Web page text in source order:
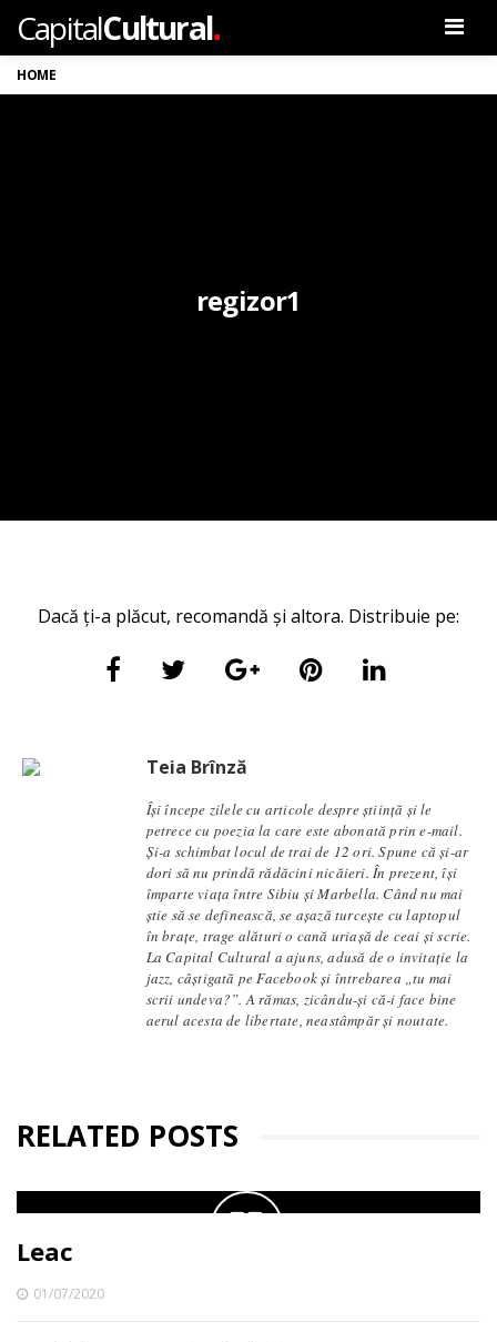
CapitalCultural.
HOME
regizor1
Dacă ți-a plăcut, recomandă și altora. Distribuie pe:
Teia Brînză
Își începe zilele cu articole despre știință și le
petrece cu poezia la care este abonată prin e-mail.
Și-a schimbat locul de trai de 12 ori. Spune că și-ar
dori să nu prindă rădăcini nicăieri. În prezent, își
împarte viața între Sibiu și Marbella. Când nu mai
știe să se definească, se aşază turcește cu laptopul
în brațe, trage alături o cană uriașă de ceai și scrie.
La Capital Cultural a ajuns, adusă de o invitație la
jazz, câștigată pe Facebook și întrebarea „tu mai
scrii undeva?”. A rămas, zicându-și că-i face bine
aerul acesta de libertate, neastâmpăr și noutate.
RELATED POSTS
Leac
01/07/2020